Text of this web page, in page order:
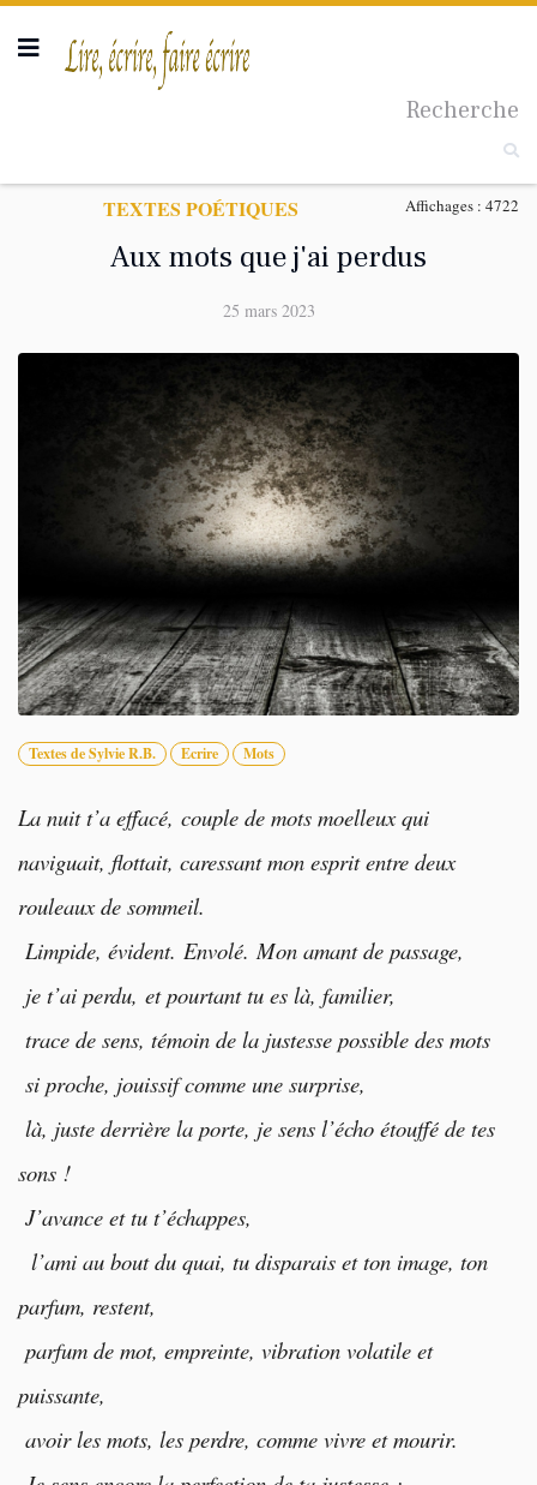
Recherche
TEXTES POÉTIQUES Affichages : 4722
Aux mots que j'ai perdus
25 mars 2023
Textes de Sylvie R.B. Ecrire Mots
La nuit t’a effacé, couple de mots moelleux qui
naviguait, flottait, caressant mon esprit entre deux
rouleaux de sommeil.
Limpide, évident. Envolé. Mon amant de passage,
je t’ai perdu, et pourtant tu es là, familier,
trace de sens, témoin de la justesse possible des mots
si proche, jouissif comme une surprise,
là, juste derrière la porte, je sens l’écho étouffé de tes
sons !
J’avance et tu t’échappes,
l’ami au bout du quai, tu disparais et ton image, ton
parfum, restent,
parfum de mot, empreinte, vibration volatile et
puissante,
avoir les mots, les perdre, comme vivre et mourir.